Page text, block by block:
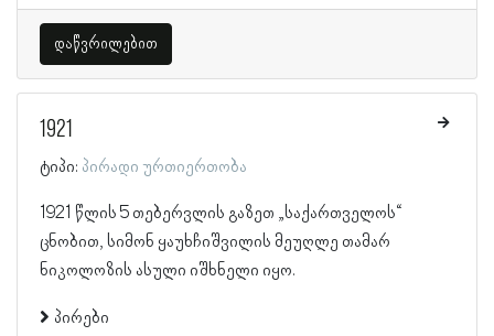
დაწვრილებით
1921
ტიპი: პირადი ურთიერთობა
1921 წლის 5 თებერვლის გაზეთ „საქართველოს“
ცნობით, სიმონ ყაუხჩიშვილის მეუღლე თამარ
ნიკოლოზის ასული იშხნელი იყო.
პირები